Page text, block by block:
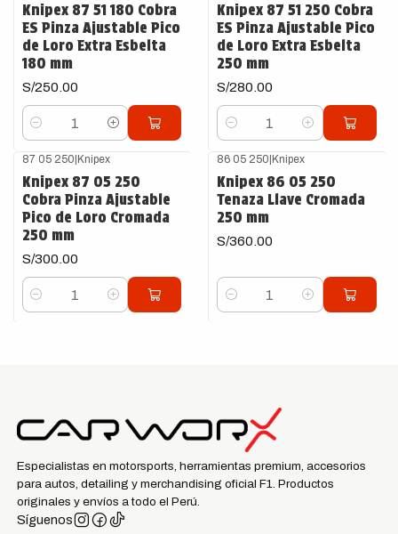
Knipex 87 51 180 Cobra
ES Pinza Ajustable Pico
de Loro Extra Esbelta
180 mm
S/250.00
Cantidad
Knipex 87 51 250 Cobra
ES Pinza Ajustable Pico
de Loro Extra Esbelta
250 mm
S/280.00
Cantidad
87 05 250|Knipex
Knipex 87 05 250
Cobra Pinza Ajustable
Pico de Loro Cromada
250 mm
S/300.00
Cantidad
86 05 250|Knipex
Knipex 86 05 250
Tenaza Llave Cromada
250 mm
S/360.00
Cantidad
Especialistas en motorsports, herramientas premium, accesorios
para autos, detailing y merchandising oficial F1. Productos
originales y envíos a todo el Perú.
Síguenos